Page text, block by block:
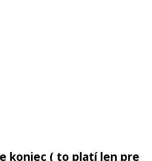
koniec ( to platí len pre